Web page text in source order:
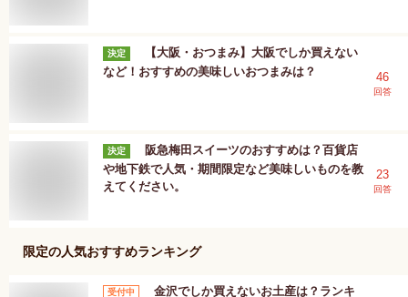
決定
【大阪・おつまみ】大阪でしか買えない
など！おすすめの美味しいおつまみは？
46
回答
決定
阪急梅田スイーツのおすすめは？百貨店
や地下鉄で人気・期間限定など美味しいものを教
えてください。
23
回答
限定の人気おすすめランキング
受付中
金沢でしか買えないお土産は？ランキ